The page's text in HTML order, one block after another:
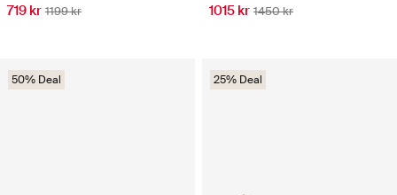
719 kr 1199 kr 1015 kr 1450 kr
50% Deal 25% Deal